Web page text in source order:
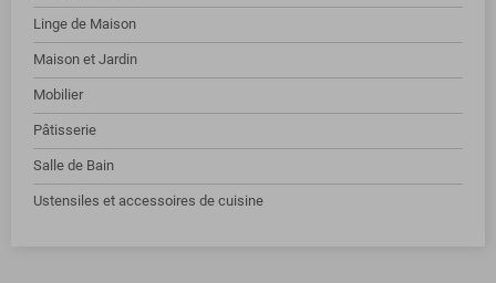
Linge de Maison
Maison et Jardin
Mobilier
Pâtisserie
Salle de Bain
Ustensiles et accessoires de cuisine